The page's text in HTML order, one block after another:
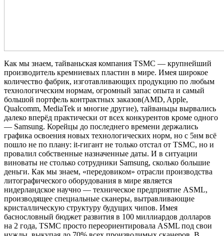
Как мы знаем, тайваньская компания TSMC — крупнейший
производитель кремниевых пластин в мире. Имея широкое
количество фабрик, изготавливающих продукцию по любым
технологическим нормам, огромный запас опыта и самый
большой портфель контрактных заказов(AMD, Apple,
Qualcomm, MediaTek и многие другие), тайваньцы вырвались
далеко вперёд практически от всех конкурентов кроме одного
— Samsung. Корейцы до последнего времени держались
графика освоения новых технологических норм, но с 5нм всё
пошло не по плану: it-гигант не только отстал от TSMC, но и
провалил собственные назначенные даты. И в ситуации
виноваты не столько сотрудники Samsung, сколько большие
деньги. Как мы знаем, «передовиком» отрасли производства
литографического оборудования в мире является
нидерландское научно — техническое предприятие ASML,
производящее специальные сканеры, вытравливающие
кристаллическую структуру будущих чипов. Имея
баснословный бюджет развития в 100 миллиардов долларов
на 2 года, TSMC просто переориентировала ASML под свои